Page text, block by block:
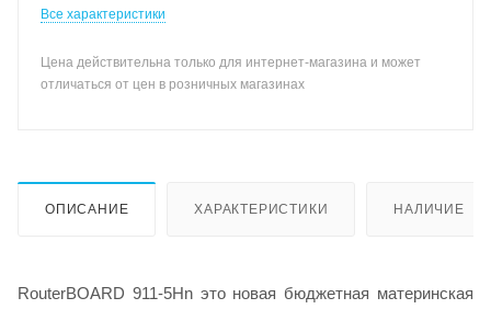
Все характеристики
Цена действительна только для интернет-магазина и может
отличаться от цен в розничных магазинах
ОПИСАНИЕ ХАРАКТЕРИСТИКИ НАЛИЧИЕ
RouterBOARD 911-5Hn это новая бюджетная материнская